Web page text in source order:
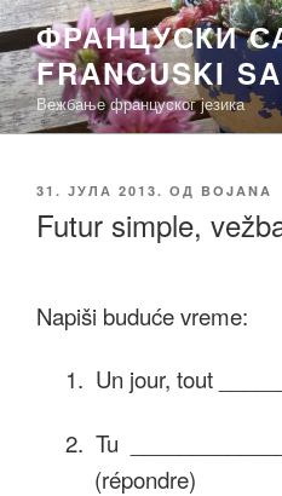
Скочи
на
садржај
ФРАНЦУСКИ
FRANCUSKI
Вежбање француског језика
ОБЈАВЉЕНО
31. ЈУЛА 2013. ОД BOJANA
Futur simple,
Napiši buduće vreme:
1. Un jour, tout
2. Tu
(répondre)